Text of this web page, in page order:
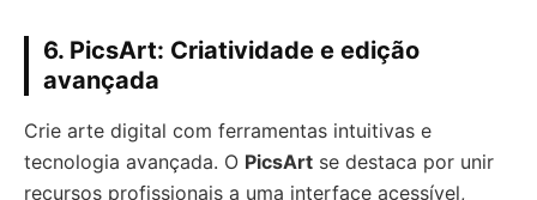
6. PicsArt: Criatividade e edição
avançada
Crie arte digital com ferramentas intuitivas e
tecnologia avançada. O PicsArt se destaca por unir
recursos profissionais a uma interface acessível,